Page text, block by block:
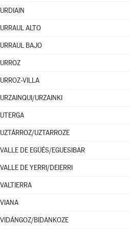
URDIAIN
URRAUL ALTO
URRAUL BAJO
URROZ
URROZ-VILLA
URZAINQUI/URZAINKI
UTERGA
UZTÁRROZ/UZTARROZE
VALLE DE EGÜÉS/EGUESIBAR
VALLE DE YERRI/DEIERRI
VALTIERRA
VIANA
VIDÁNGOZ/BIDANKOZE